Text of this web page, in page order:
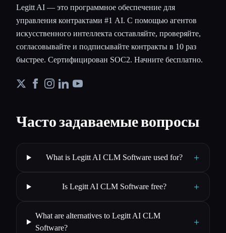
Legitt AI — это программное обеспечение для
управления контрактами #1 AI. С помощью агентов
искусственного интеллекта составляйте, проверяйте,
согласовывайте и подписывайте контракты в 10 раз
быстрее. Сертифицирован SOC2. Начните бесплатно.
Часто задаваемые вопросы
What is Legitt AI CLM Software used for? +
Is Legitt AI CLM Software free? +
What are alternatives to Legitt AI CLM
Software?
+